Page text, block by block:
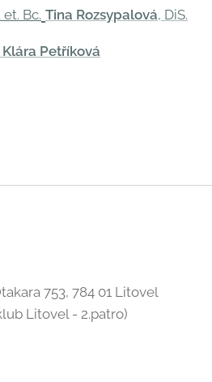
et. Bc. Tina Rozsypalová, DiS.
Klára Petříková
753, 784 01 Litovel
Litovel - 2.patro)